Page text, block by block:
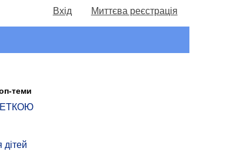
Вхід Миттєва реєстрація
теми
дітей